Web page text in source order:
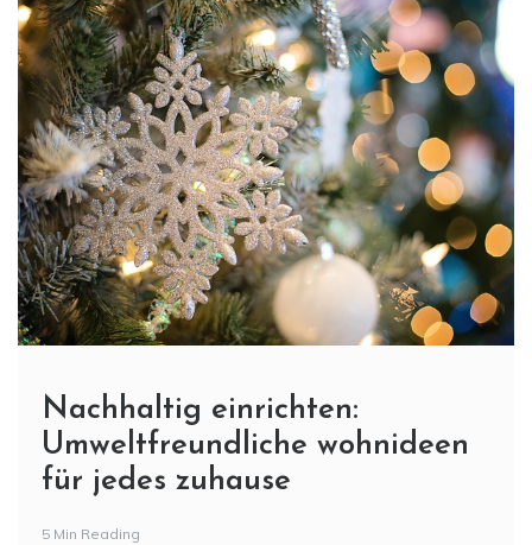
Nachhaltig einrichten:
Umweltfreundliche wohnideen
für jedes zuhause
5 Min Reading